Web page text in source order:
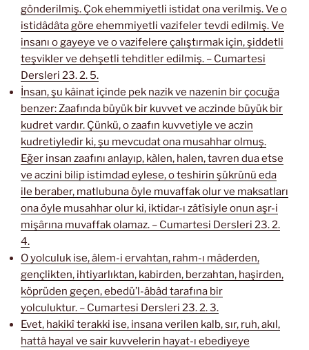
gönderilmiş. Çok ehemmiyetli istidat ona verilmiş. Ve o
istidâdâta göre ehemmiyetli vazifeler tevdi edilmiş. Ve
insanı o gayeye ve o vazifelere çalıştırmak için, şiddetli
teşvikler ve dehşetli tehditler edilmiş. – Cumartesi
Dersleri 23. 2. 5.
İnsan, şu kâinat içinde pek nazik ve nazenin bir çocuğa
benzer: Zaafında büyük bir kuvvet ve aczinde büyük bir
kudret vardır. Çünkü, o zaafın kuvvetiyle ve aczin
kudretiyledir ki, şu mevcudat ona musahhar olmuş.
Eğer insan zaafını anlayıp, kàlen, halen, tavren dua etse
ve aczini bilip istimdad eylese, o teshirin şükrünü eda
ile beraber, matlubuna öyle muvaffak olur ve maksatları
ona öyle musahhar olur ki, iktidar-ı zâtîsiyle onun aşr-i
mişârına muvaffak olamaz. – Cumartesi Dersleri 23. 2.
4.
O yolculuk ise, âlem-i ervahtan, rahm-ı mâderden,
gençlikten, ihtiyarlıktan, kabirden, berzahtan, haşirden,
köprüden geçen, ebedü’l-âbâd tarafına bir
yolculuktur. – Cumartesi Dersleri 23. 2. 3.
Evet, hakikî terakki ise, insana verilen kalb, sır, ruh, akıl,
hattâ hayal ve sair kuvvelerin hayat-ı ebediyeye